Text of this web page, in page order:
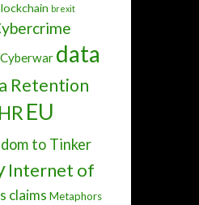
brexit
Cyberwar data
Retention
EU
to Tinker
Internet of
claims Metaphors